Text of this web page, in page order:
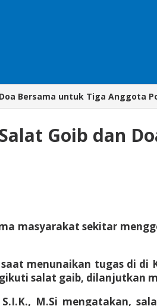
Bersama untuk Tiga Anggota
Goib dan
masyarakat sekitar
menunaikan tugas di
salat gaib, dilanjutkan
M.Si mengatakan,